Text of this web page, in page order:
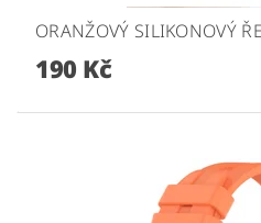
ORANŽOVÝ SILIKONOVÝ
190 Kč